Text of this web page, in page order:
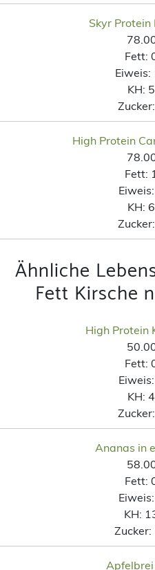
Skyr Protein
Fett:
Eiweis:
KH:
Zucker:
High Protein
Fett:
Eiweis:
KH:
Zucker:
Ähnliche
Fett Kirsche
High Protein
Fett:
Eiweis:
KH:
Zucker:
Ananas in
Fett:
Eiweis:
KH:
Zucker: